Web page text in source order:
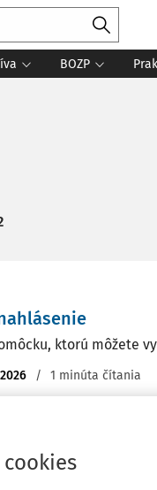
BOZP
ktorú môžete
/ 1 minúta čítania
zložky o
cookies